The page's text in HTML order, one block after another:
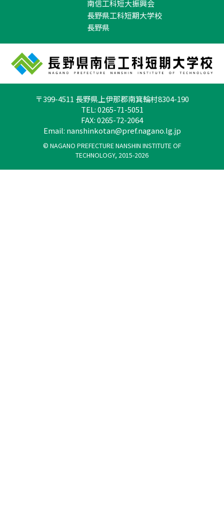
南信工科短大振興会
長野県工科短期大学校
長野県
〒399-4511 長野県上伊那郡南箕輪村8304-190
TEL: 0265-71-5051
FAX: 0265-72-2064
Email: nanshinkotan@pref.nagano.lg.jp
© NAGANO PREFECTURE NANSHIN INSTITUTE OF
TECHNOLOGY, 2015-2026